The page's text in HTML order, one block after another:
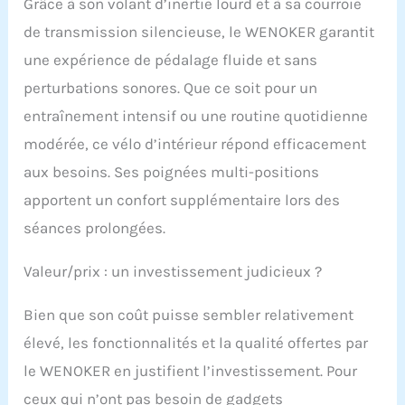
silencieux. Cela signifie
que vous pouvez
utiliser le vélo dans
pratiquement n'importe
quelle pièce de votre
maison. [Personnalisé
votre plan
d'entraînement] Le
votre temps, spd, dst,
l'exercice en temps réel.
Les niveaux de réglage
permettent diverses
utilisations, du
rythme à
l'entraînement croisé à
de transmission silencieuse, le WENOKER garantit
une expérience de pédalage fluide et sans
perturbations sonores. Que ce soit pour un
entraînement intensif ou une routine quotidienne
modérée, ce vélo d’intérieur répond efficacement
aux besoins. Ses poignées multi-positions
apportent un confort supplémentaire lors des
séances prolongées.
Valeur/prix : un investissement judicieux ?
Bien que son coût puisse sembler relativement
élevé, les fonctionnalités et la qualité offertes par
le WENOKER en justifient l’investissement. Pour
ceux qui n’ont pas besoin de gadgets